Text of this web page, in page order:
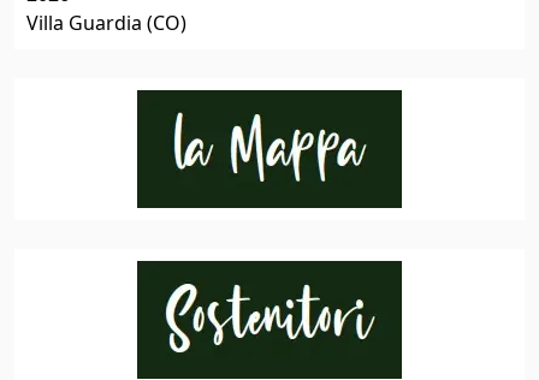
Villa Guardia (CO)